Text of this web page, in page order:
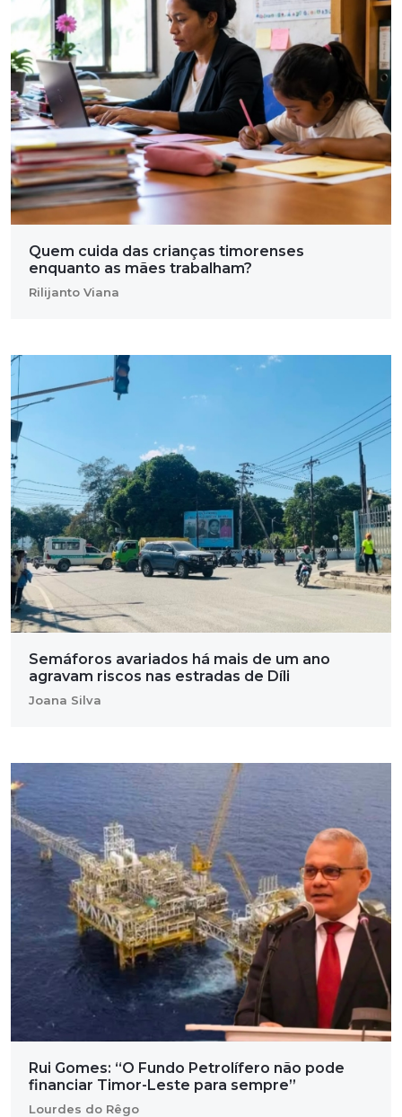
Quem cuida das crianças timorenses
enquanto as mães trabalham?
Rilijanto Viana
Semáforos avariados há mais de um ano
agravam riscos nas estradas de Díli
Joana Silva
Rui Gomes: “O Fundo Petrolífero não pode
financiar Timor-Leste para sempre”
Lourdes do Rêgo